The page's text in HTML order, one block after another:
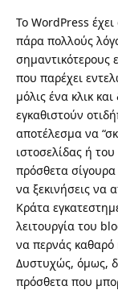
Το WordPress
πάρα πολλούς
σημαντικότερους
που παρέχει
μόλις ένα κλικ
εγκαθιστούν
αποτέλεσμα να
ιστοσελίδας ή
πρόσθετα σίγουρα
να ξεκινήσεις να
Κράτα
λειτουργία του
να περνάς καθαρό
Δυστυχώς, όμως,
πρόσθετα που